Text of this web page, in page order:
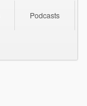
Podcasts